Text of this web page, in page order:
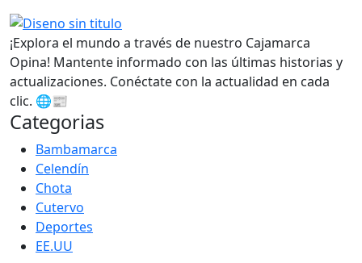
¡Explora el mundo a través de nuestro Cajamarca
Opina! Mantente informado con las últimas historias y
actualizaciones. Conéctate con la actualidad en cada
clic. 🌐📰
Categorias
Bambamarca
Celendín
Chota
Cutervo
Deportes
EE.UU